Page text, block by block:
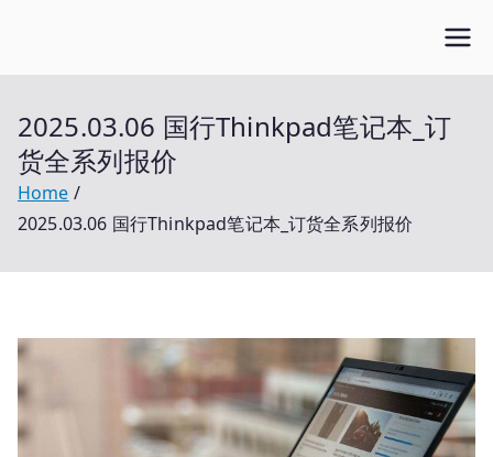
2025.03.06 国行Thinkpad笔记本_订
货全系列报价
Home
2025.03.06 国行Thinkpad笔记本_订货全系列报价